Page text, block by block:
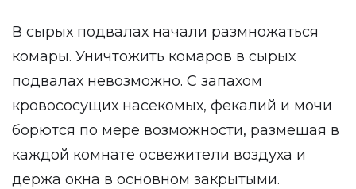
В сырых подвалах начали размножаться
комары. Уничтожить комаров в сырых
подвалах невозможно. С запахом
кровососущих насекомых, фекалий и мочи
борются по мере возможности, размещая в
каждой комнате освежители воздуха и
держа окна в основном закрытыми.